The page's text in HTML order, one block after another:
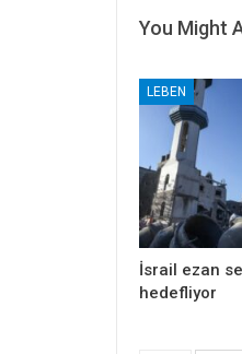
You Might
LEBEN
İsrail ezan
hedefliyor